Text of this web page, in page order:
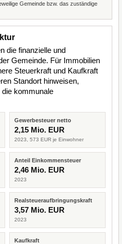
Gemeinde bzw. das zuständige
die finanzielle und
Gemeinde. Für Immobilien
Steuerkraft und Kaufkraft
Standort hinweisen,
die kommunale
Gewerbesteuer netto
2,15 Mio. EUR
2023, 573 EUR je Einwohner
Anteil Einkommensteuer
2,46 Mio. EUR
2023
Realsteueraufbringungskraft
3,57 Mio. EUR
2023
Kaufkraft